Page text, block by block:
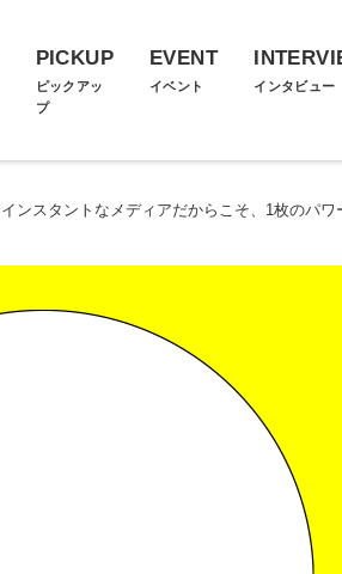
PICKUP
ピックアッ
プ
EVENT
イベント インタビュー
インスタントなメディアだからこそ、1枚のパ